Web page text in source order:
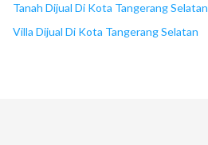
Tanah Dijual Di Kota Tangerang Selatan
Villa Dijual Di Kota Tangerang Selatan